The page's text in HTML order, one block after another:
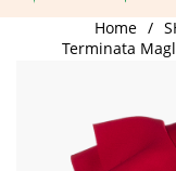
Home /
Terminata